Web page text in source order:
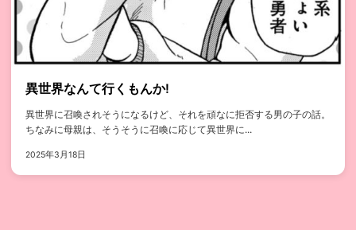
異世界なんて行くもんか!
異世界に召喚されそうになるけど、それを頑なに拒否する男の子の話。
ちなみに母親は、そうそうに召喚に応じて異世界に...
2025年3月18日